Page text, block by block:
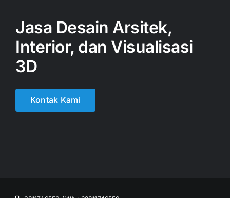
Jasa Desain Arsitek,
Interior, dan Visualisasi
3D
Kontak Kami